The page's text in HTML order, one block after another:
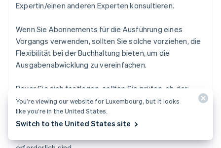
Expertin/einen anderen Experten konsultieren.
Wenn Sie Abonnements für die Ausführung eines
Vorgangs verwenden, sollten Sie solche vorziehen, die
Flexibilität bei der Buchhaltung bieten, um die
Ausgabenabwicklung zu vereinfachen.
Bevor Sie sich festlegen, sollten Sie prüfen, ob der
Anbieter des Abonnements verschiedene
Pauschaltarife und Zahlungsoptionen anbietet;
vergewissern Sie sich auch, dass Rechnungen und
You’re viewing our website for Luxembourg, but it looks
like you’re in the United States.
Switch to the United States site